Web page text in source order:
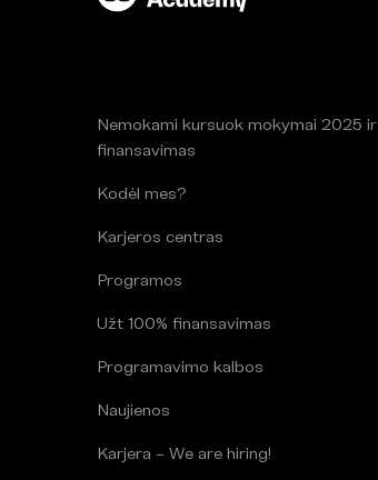
Nemokami kursuok mokymai 2025 ir
finansavimas
Kodėl mes?
Karjeros centras
Programos
Užt 100% finansavimas
Programavimo kalbos
Naujienos
Karjera – We are hiring!